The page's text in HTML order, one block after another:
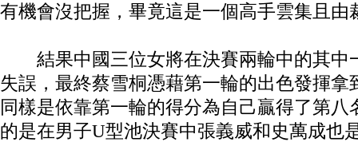
有機會沒把握，畢竟這是一個高手雲集且由
結果中國三位女將在決賽兩輪中的其中
失誤，最終蔡雪桐憑藉第一輪的出色發揮拿
同樣是依靠第一輪的得分為自己贏得了第八
的是在男子U型池決賽中張義威和史萬成也